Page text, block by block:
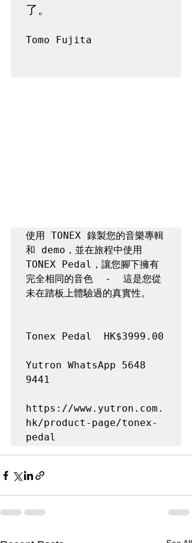
了。
Tomo Fujita
使用 TONEX 錄製您的音樂專輯
和 demo，並在旅程中使用
TONEX Pedal，讓您腳下擁有
完全相同的音色  -  這是您從
未在踏板上體驗過的真實性。
Tonex Pedal  HK$3999.00
Yutron WhatsApp 5648
9441
https://www.yutron.com.
hk/product-page/tonex-